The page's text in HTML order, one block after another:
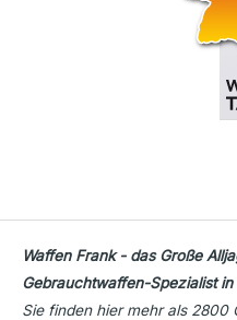
Waffen Frank - das Große
Gebrauchtwaffen-Spezialist in
Sie finden hier mehr als 2800